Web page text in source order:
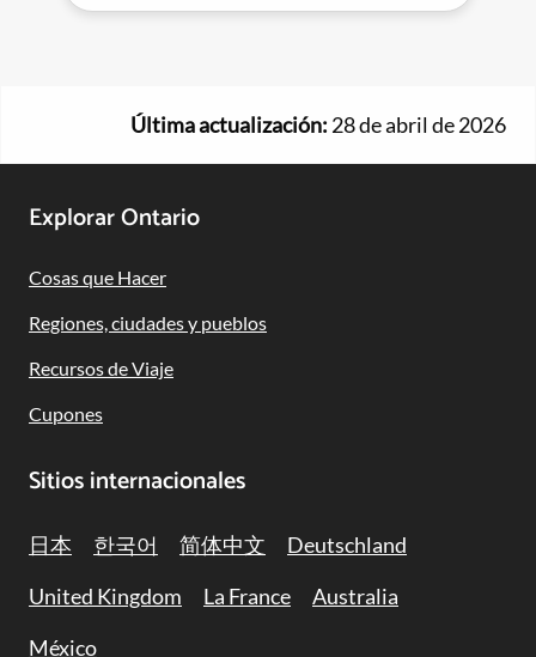
Última actualización: 28 de abril de 2026
Footer
Navigation
Explorar Ontario
Cosas que Hacer
Regiones, ciudades y pueblos
Recursos de Viaje
Cupones
Sitios internacionales
日本 한국어 简体中文
Deutschland
United Kingdom
La France
Australia
México